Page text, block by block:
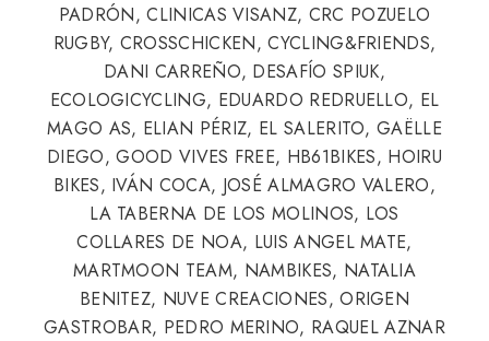
PADRÓN, CLINICAS VISANZ, CRC POZUELO
RUGBY, CROSSCHICKEN, CYCLING&FRIENDS,
DANI CARREÑO, DESAFÍO SPIUK,
ECOLOGICYCLING, EDUARDO REDRUELLO, EL
MAGO AS, ELIAN PÉRIZ, EL SALERITO, GAËLLE
DIEGO, GOOD VIVES FREE, HB61BIKES, HOIRU
BIKES, IVÁN COCA, JOSÉ ALMAGRO VALERO,
LA TABERNA DE LOS MOLINOS, LOS
COLLARES DE NOA, LUIS ANGEL MATE,
MARTMOON TEAM, NAMBIKES, NATALIA
BENITEZ, NUVE CREACIONES, ORIGEN
GASTROBAR, PEDRO MERINO, RAQUEL AZNAR